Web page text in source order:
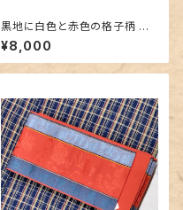
黒地に白色と赤色の格子柄 博
多織りの半幅帯
¥8,000